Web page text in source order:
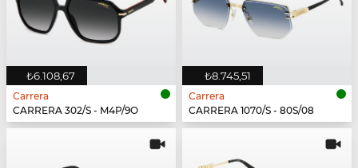
₺6.108,67
Carrera
CARRERA 302/S - M4P/9O
₺8.745,51
Carrera
CARRERA 1070/S - 80S/08